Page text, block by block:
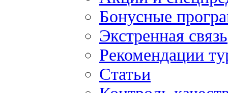
Бонусные
Экстренная связь
Рекомендации
Статьи